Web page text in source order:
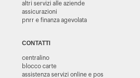
altri servizi alle aziende
assicurazioni
pnrr e finanza agevolata
CONTATTI
centralino
blocco carte
assistenza servizi online e pos